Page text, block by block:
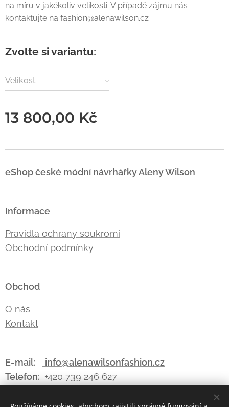
na míru v jakékoliv velikosti. V případě zájmu nás
kontaktujte na fashion@alenawilson.cz
Zvolte si variantu:
Velikost
13 800,00 Kč
eShop české módní návrhářky Aleny Wilson
Informace
Pravidla ochrany soukromí
Obchodní podmínky
Obchod
O nás
Kontakt
E-mail:
info@alenawilsonfashion.cz
Telefon: +420 739 246 627